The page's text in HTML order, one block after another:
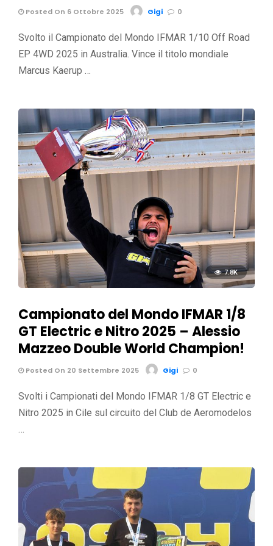
Posted On 6 Ottobre 2025 Gigi 0
Svolto il Campionato del Mondo IFMAR 1/10 Off Road
EP 4WD 2025 in Australia. Vince il titolo mondiale
Marcus Kaerup …
7.8K
Campionato del Mondo IFMAR 1/8
GT Electric e Nitro 2025 – Alessio
Mazzeo Double World Champion!
Posted On 20 Settembre 2025 Gigi 0
Svolti i Campionati del Mondo IFMAR 1/8 GT Electric e
Nitro 2025 in Cile sul circuito del Club de Aeromodelos